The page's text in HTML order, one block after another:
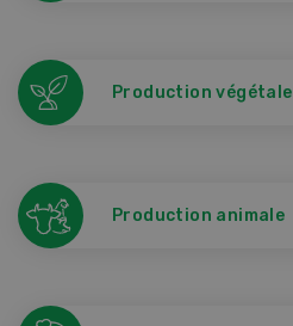
Production végétale
Production animale